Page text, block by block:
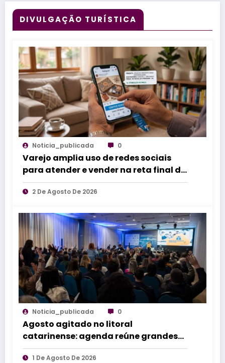
DIVULGAÇÃO TURÍSTICA
Noticia_publicada 0
Varejo amplia uso de redes sociais
para atender e vender na reta final do
Dia dos Pais
2 De Agosto De 2026
Noticia_publicada 0
Agosto agitado no litoral
catarinense: agenda reúne grandes
eventos de norte a sul do estado
1 De Agosto De 2026